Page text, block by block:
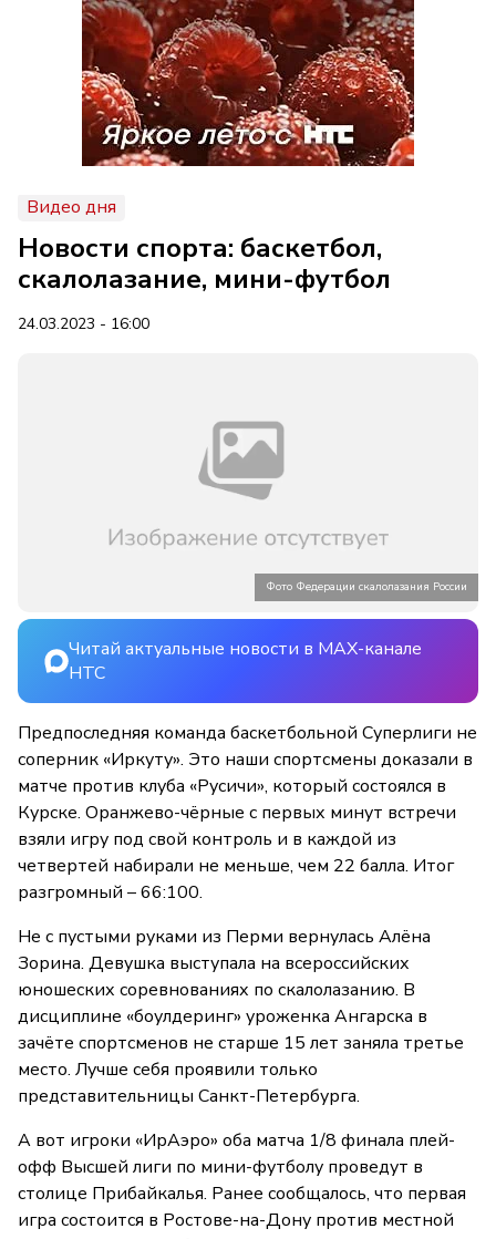
Видео дня
Новости спорта: баскетбол,
скалолазание, мини-футбол
24.03.2023 - 16:00
Фото Федерации скалолазания России
Читай актуальные новости в MAX-канале
НТС
Предпоследняя команда баскетбольной Суперлиги не
соперник «Иркуту». Это наши спортсмены доказали в
матче против клуба «Русичи», который состоялся в
Курске. Оранжево-чёрные с первых минут встречи
взяли игру под свой контроль и в каждой из
четвертей набирали не меньше, чем 22 балла. Итог
разгромный – 66:100.
Не с пустыми руками из Перми вернулась Алёна
Зорина. Девушка выступала на всероссийских
юношеских соревнованиях по скалолазанию. В
дисциплине «боулдеринг» уроженка Ангарска в
зачёте спортсменов не старше 15 лет заняла третье
место. Лучше себя проявили только
представительницы Санкт-Петербурга.
А вот игроки «ИрАэро» оба матча 1/8 финала плей-
офф Высшей лиги по мини-футболу проведут в
столице Прибайкалья. Ранее сообщалось, что первая
игра состоится в Ростове-на-Дону против местной